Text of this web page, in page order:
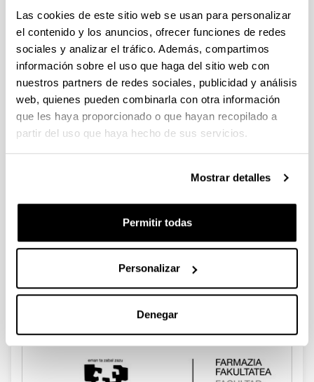
Las cookies de este sitio web se usan para personalizar
el contenido y los anuncios, ofrecer funciones de redes
sociales y analizar el tráfico. Además, compartimos
información sobre el uso que haga del sitio web con
nuestros partners de redes sociales, publicidad y análisis
web, quienes pueden combinarla con otra información
que les haya proporcionado o que hayan recopilado a
partir del uso que haya hecho de sus servicios.
Mostrar detalles
Permitir todas
Personalizar
Denegar
Investigación
Noticias: